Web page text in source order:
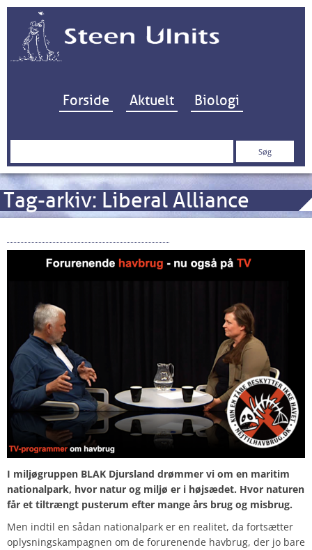
Hop til indhold
Forside Aktuelt Biologi
Søg
Tag-arkiv: Liberal Alliance
I miljøgruppen BLAK Djursland drømmer vi om en maritim
nationalpark, hvor natur og miljø er i højsædet. Hvor naturen
får et tiltrængt pusterum efter mange års brug og misbrug.
Men indtil en sådan nationalpark er en realitet, da fortsætter
oplysningskampagnen om de forurenende havbrug, der jo bare